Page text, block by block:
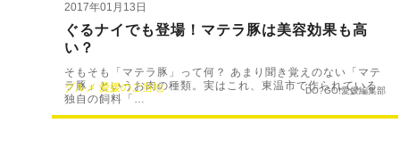
2017年01月13日
ぐるナイでも登場！マテラ豚は美容効果も高
い？
そもそも「マテラ豚」って何？ あまり聞き覚えのない「マテ
ラ豚」というお肉の種類。実はこれ、東温市で作られている
独自の飼料「…
グルメ 愛媛のご当地 DO?GO!愛媛編集部